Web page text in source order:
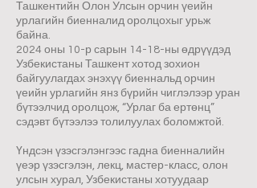
Ташкентийн Олон Улсын орчин үеийн
урлагийн биенналид оролцохыг урьж
байна.
2024 оны 10-р сарын 14-18-ны өдрүүдэд
Узбекистаны Ташкент хотод зохион
байгуулагдах энэхүү биеннальд орчин
үеийн урлагийн янз бүрийн чиглэлээр уран
бүтээлчид оролцож, “Урлаг ба ертөнц”
сэдэвт бүтээлээ толилуулах боломжтой.
Үндсэн үзэсгэлэнгээс гадна биенналийн
үеэр үзэсгэлэн, лекц, мастер-класс, олон
улсын хурал, Узбекистаны хотуудаар